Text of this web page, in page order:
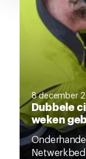
8 december
Dubbele
weken